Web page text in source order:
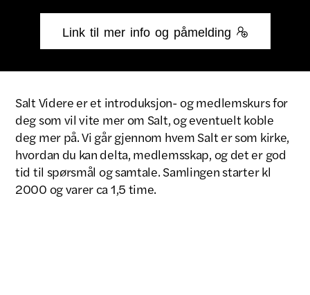
Link til mer info og påmelding 
Salt Videre er et introduksjon- og medlemskurs for
deg som vil vite mer om Salt, og eventuelt koble
deg mer på. Vi går gjennom hvem Salt er som kirke,
hvordan du kan delta, medlemsskap, og det er god
tid til spørsmål og samtale. Samlingen starter kl
2000 og varer ca 1,5 time.